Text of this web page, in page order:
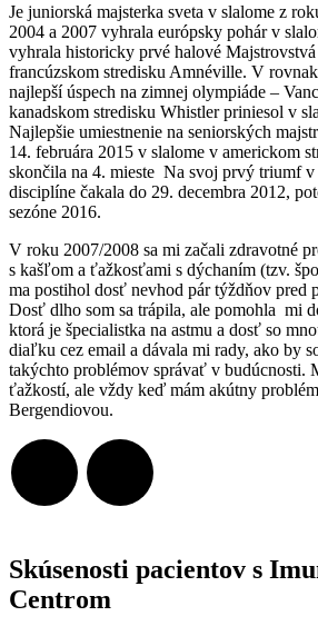
Je juniorská majsterka sveta v slalome z
2004 a 2007 vyhrala európsky pohár v
vyhrala historicky prvé halové
francúzskom stredisku Amnéville. V
najlepší úspech na zimnej olympiáde –
kanadskom stredisku Whistler priniesol v
Najlepšie umiestnenie na seniorských
14. februára 2015 v slalome v americkom
skončila na 4. mieste Na svoj prvý triumf
disciplíne čakala do 29. decembra 2012,
sezóne 2016.
V roku 2007/2008 sa mi začali zdravotné
s kašľom a ťažkosťami s dýchaním (tzv.
ma postihol dosť nevhod pár týždňov pred
Dosť dlho som sa trápila, ale pomohla mi
ktorá je špecialistka na astmu a dosť so
diaľku cez email a dávala mi rady, ako by
takýchto problémov správať v budúcnosti.
ťažkostí, ale vždy keď mám akútny
Bergendiovou.
Skúsenosti pacientov s
Centrom